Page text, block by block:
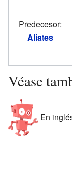
Predecesor:
Aliates
Véase
En